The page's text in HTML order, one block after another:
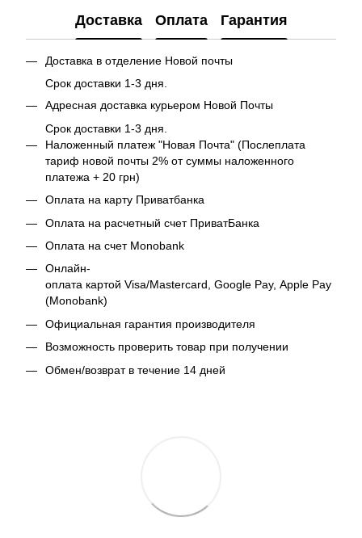
Доставка Оплата Гарантия
Доставка в отделение Новой почты
Срок доставки 1-3 дня.
Адресная доставка курьером Новой Почты
Срок доставки 1-3 дня.
Наложенный платеж "Новая Почта" (Послеплата
тариф новой почты 2% от суммы наложенного
платежа + 20 грн)
Оплата на карту Приватбанка
Оплата на расчетный счет ПриватБанка
Оплата на счет Monobank
Онлайн-
оплата картой Visa/Mastercard, Google Pay, Apple Pay
(Monobank)
Официальная гарантия производителя
Возможность проверить товар при получении
Обмен/возврат в течение 14 дней